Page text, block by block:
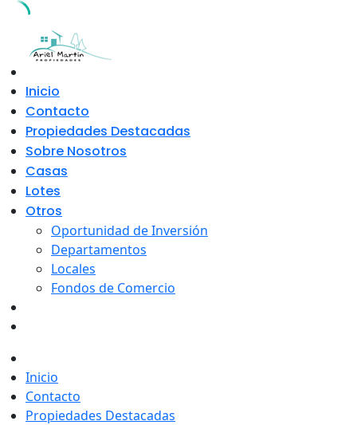
content
Inicio
Contacto
Propiedades Destacadas
Sobre Nosotros
Casas
Lotes
Otros
Oportunidad de Inversión
Departamentos
Locales
Fondos de Comercio
Inicio
Contacto
Propiedades Destacadas